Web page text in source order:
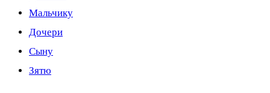
Мальчику
Дочери
Сыну
Зятю